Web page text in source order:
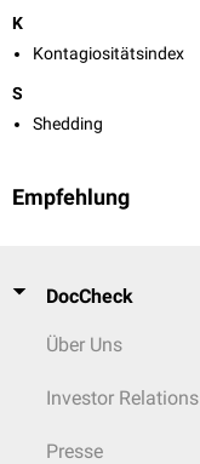
K
Kontagiositätsindex
S
Shedding
Empfehlung
DocCheck
Über Uns
Investor Relations
Presse